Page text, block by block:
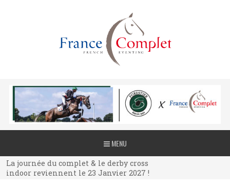
MENU
La journée du complet & le derby cross
indoor reviennent le 23 Janvier 2027 !
La journée du complet & le derby cross
indoor reviennent le 23 Janvier 2027 !